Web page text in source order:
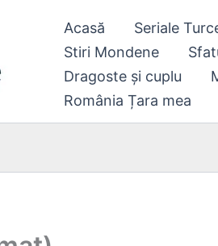
Acasă Seriale
Stiri Mondene
Dragoste și cuplu
România Țara mea